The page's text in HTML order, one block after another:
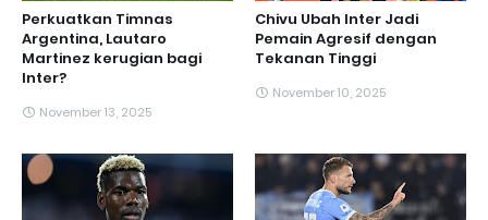
Perkuatkan Timnas
Argentina, Lautaro
Martinez kerugian bagi
Inter?
November 13, 2025
Chivu Ubah Inter Jadi
Pemain Agresif dengan
Tekanan Tinggi
November 10, 2025